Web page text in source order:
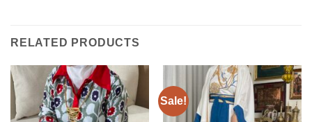
RELATED PRODUCTS
Sale!